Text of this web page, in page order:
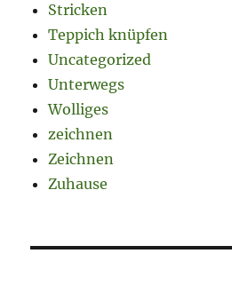
Stricken
Teppich knüpfen
Uncategorized
Unterwegs
Wolliges
zeichnen
Zeichnen
Zuhause